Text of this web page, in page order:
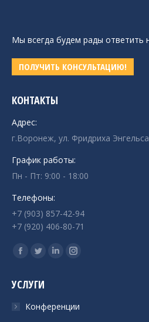
Мы всегда будем рады ответить
ПОЛУЧИТЬ КОНСУЛЬТАЦИЮ!
КОНТАКТЫ
Адрес:
г.Воронеж, ул. Фридриха
График работы:
Пн - Пт: 9:00 - 18:00
Телефоны:
+7 (903) 857-42-94
+7 (920) 406-80-71
Ищите нас:
Страница
открывается
Страница
открывается
в
Страница
в
Страница
в
УСЛУГИ
Конференции